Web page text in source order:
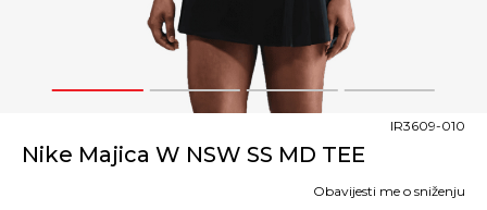
1 2 3 4
Nike Majica W NSW SS MD TEE
IR3609-010
Obavijesti me o sniženju